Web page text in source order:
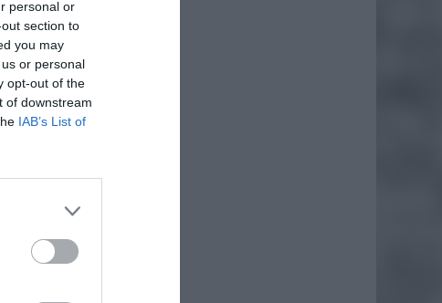
personal or
section to
you may
or personal
opt-out of the
of downstream
IAB’s List of